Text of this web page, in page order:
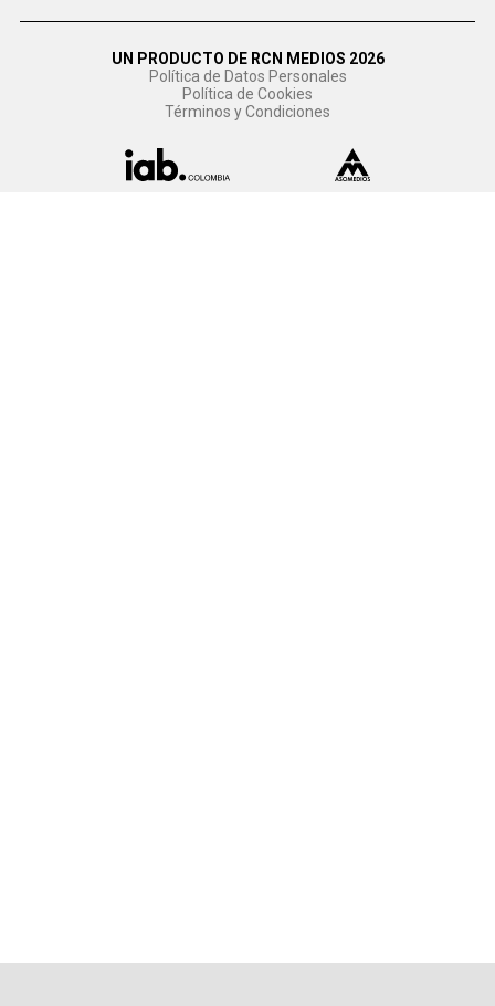
UN PRODUCTO DE RCN MEDIOS 2026
Política de Datos Personales
Política de Cookies
Términos y Condiciones